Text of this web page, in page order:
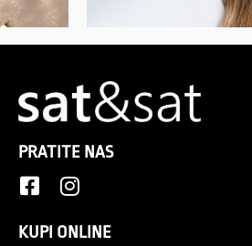
PRATITE NAS
KUPI ONLINE